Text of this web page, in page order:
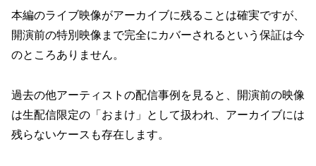
本編のライブ映像がアーカイブに残ることは確実ですが、
開演前の特別映像まで完全にカバーされるという保証は今
のところありません。
過去の他アーティストの配信事例を見ると、開演前の映像
は生配信限定の「おまけ」として扱われ、アーカイブには
残らないケースも存在します。